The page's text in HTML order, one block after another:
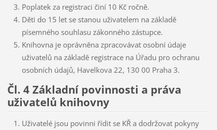
Poplatek za registraci činí 10 Kč ročně.
Děti do 15 let se stanou uživatelem na základě
písemného souhlasu zákonného zástupce.
Knihovna je oprávněna zpracovávat osobní údaje
uživatelů na základě registrace na Úřadu pro ochranu
osobních údajů, Havelkova 22, 130 00 Praha 3.
Čl. 4 Základní povinnosti a práva
uživatelů knihovny
Uživatelé jsou povinni řídit se KŘ a dodržovat pokyny